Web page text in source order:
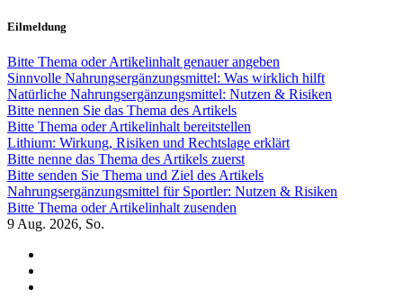
Zum
springen
Eilmeldung
Bitte Thema oder Artikelinhalt genauer angeben
Sinnvolle Nahrungsergänzungsmittel: Was wirklich hilft
Natürliche Nahrungsergänzungsmittel: Nutzen & Risiken
Bitte nennen Sie das Thema des Artikels
Bitte Thema oder Artikelinhalt bereitstellen
Lithium: Wirkung, Risiken und Rechtslage erklärt
Bitte nenne das Thema des Artikels zuerst
Bitte senden Sie Thema und Ziel des Artikels
Nahrungsergänzungsmittel für Sportler: Nutzen & Risiken
Bitte Thema oder Artikelinhalt zusenden
9 Aug. 2026, So.